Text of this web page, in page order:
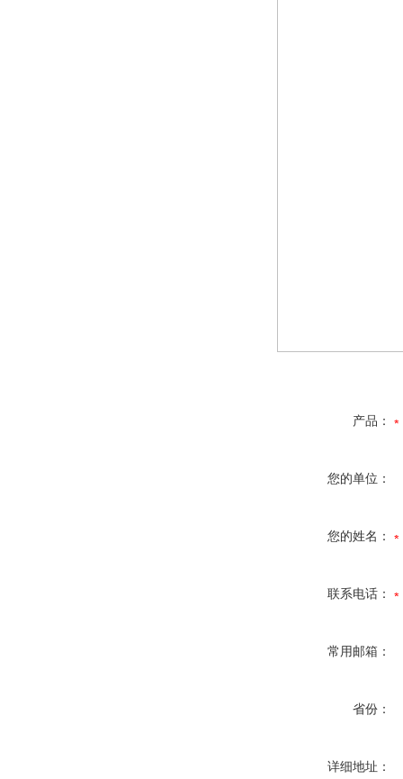
产品：
您的单位：
您的姓名：
联系电话：
常用邮箱：
省份：
详细地址：